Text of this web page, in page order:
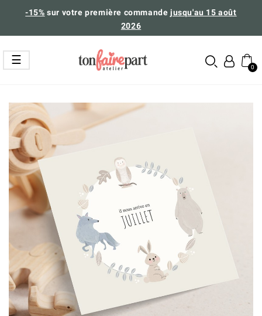
-15% sur votre première commandejusqu'au 15 août
2026
Basculer
la
navigation
☰